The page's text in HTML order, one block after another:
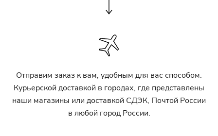
Отправим заказ к вам, удобным для вас способом.
Курьерской доставкой в городах, где представлены
наши магазины или доставкой СДЭК, Почтой России
в любой город России.